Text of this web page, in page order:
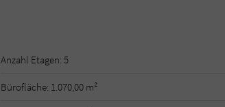
Anzahl Etagen: 5
Bürofläche: 1.070,00 m²